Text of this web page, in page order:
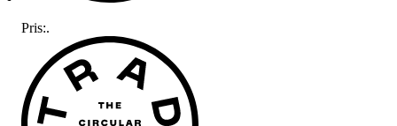
Pris:.